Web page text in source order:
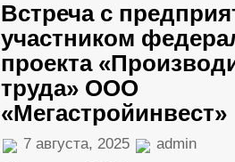
Встреча с
участником
проекта
труда» ООО
«Мегастройинвест»
7 августа, 2025 admin